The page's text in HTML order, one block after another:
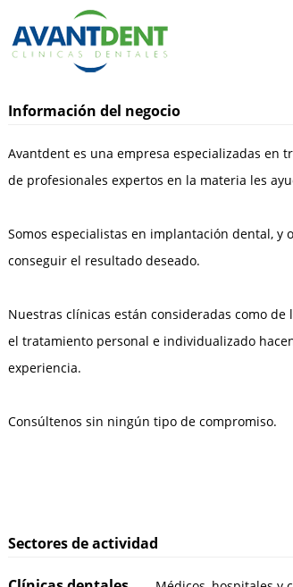
Información del negocio
Avantdent es una empresa especializadas en
de profesionales expertos en la materia les
Somos especialistas en implantación dental,
conseguir el resultado deseado.
Nuestras clínicas están consideradas como
el tratamiento personal e individualizado
experiencia.
Consúltenos sin ningún tipo de compromiso.
Sectores de actividad